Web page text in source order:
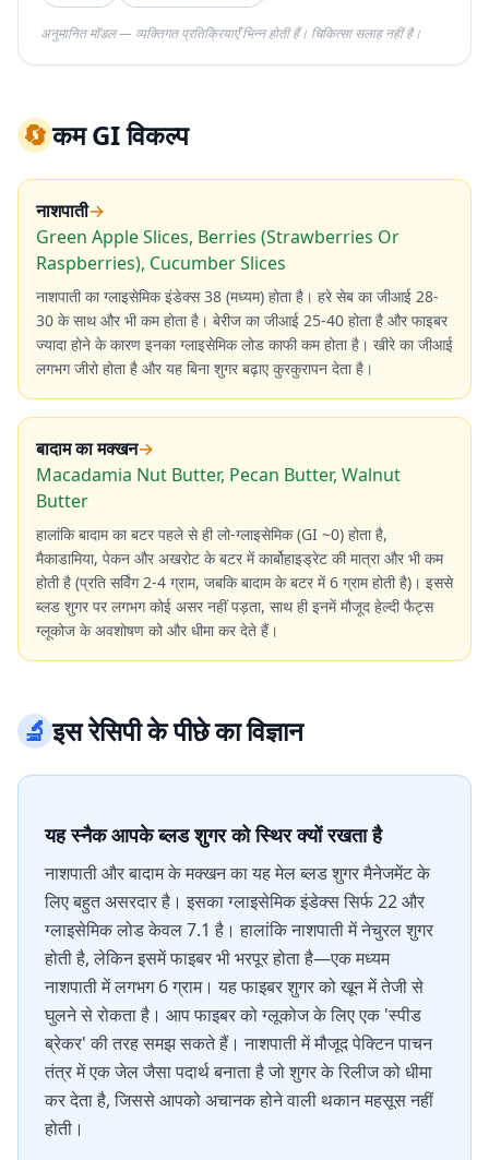
अनुमानित मॉडल — व्यक्तिगत प्रतिक्रियाएँ भिन्न होती हैं। चिकित्सा सलाह नहीं है।
🔄कम GI विकल्प
नाशपाती→
Green Apple Slices, Berries (Strawberries Or
Raspberries), Cucumber Slices
नाशपाती का ग्लाइसेमिक इंडेक्स 38 (मध्यम) होता है। हरे सेब का जीआई 28-
30 के साथ और भी कम होता है। बेरीज का जीआई 25-40 होता है और फाइबर
ज्यादा होने के कारण इनका ग्लाइसेमिक लोड काफी कम होता है। खीरे का जीआई
लगभग जीरो होता है और यह बिना शुगर बढ़ाए कुरकुरापन देता है।
बादाम का मक्खन→
Macadamia Nut Butter, Pecan Butter, Walnut
Butter
हालांकि बादाम का बटर पहले से ही लो-ग्लाइसेमिक (GI ~0) होता है,
मैकाडामिया, पेकन और अखरोट के बटर में कार्बोहाइड्रेट की मात्रा और भी कम
होती है (प्रति सर्विंग 2-4 ग्राम, जबकि बादाम के बटर में 6 ग्राम होती है)। इससे
ब्लड शुगर पर लगभग कोई असर नहीं पड़ता, साथ ही इनमें मौजूद हेल्दी फैट्स
ग्लूकोज के अवशोषण को और धीमा कर देते हैं।
🔬इस रेसिपी के पीछे का विज्ञान
यह स्नैक आपके ब्लड शुगर को स्थिर क्यों रखता है
नाशपाती और बादाम के मक्खन का यह मेल ब्लड शुगर मैनेजमेंट के
लिए बहुत असरदार है। इसका ग्लाइसेमिक इंडेक्स सिर्फ 22 और
ग्लाइसेमिक लोड केवल 7.1 है। हालांकि नाशपाती में नेचुरल शुगर
होती है, लेकिन इसमें फाइबर भी भरपूर होता है—एक मध्यम
नाशपाती में लगभग 6 ग्राम। यह फाइबर शुगर को खून में तेजी से
घुलने से रोकता है। आप फाइबर को ग्लूकोज के लिए एक 'स्पीड
ब्रेकर' की तरह समझ सकते हैं। नाशपाती में मौजूद पेक्टिन पाचन
तंत्र में एक जेल जैसा पदार्थ बनाता है जो शुगर के रिलीज को धीमा
कर देता है, जिससे आपको अचानक होने वाली थकान महसूस नहीं
होती।